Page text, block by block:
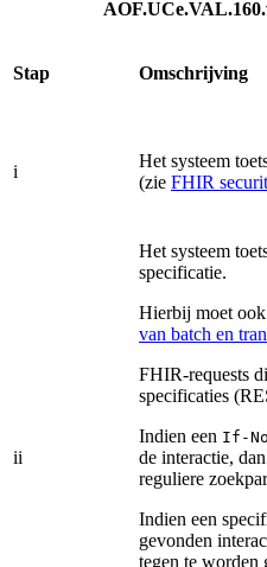
Stap
Omschrijving
i
Het systeem
(zie FHIR
ii
Het systeem
specificatie.
Hierbij moet
van batch en
FHIR-requests
specificaties
Indien een If-
de interactie,
reguliere
Indien een
gevonden
tegen te worden